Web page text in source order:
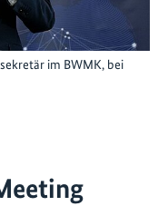
im BWMK, bei